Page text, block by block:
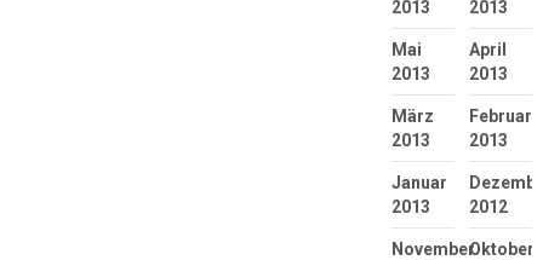
2013
2013
Mai
2013
April
2013
März
2013
Februar
2013
Januar
2013
2012
NovemberOktober